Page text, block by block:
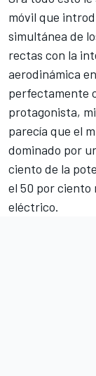
móvil que
simultánea de
rectas con la
aerodinámica
perfectamente
protagonista,
parecía que el
dominado por
ciento de la
el 50 por
eléctrico.